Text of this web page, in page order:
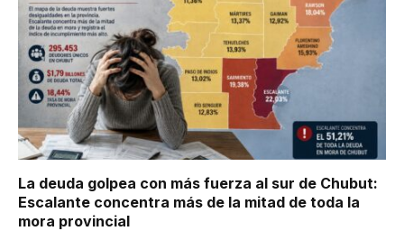
La deuda golpea con más fuerza al sur de Chubut:
Escalante concentra más de la mitad de toda la
mora provincial